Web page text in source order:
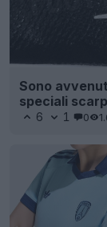
Sono
speciali
6 1 0